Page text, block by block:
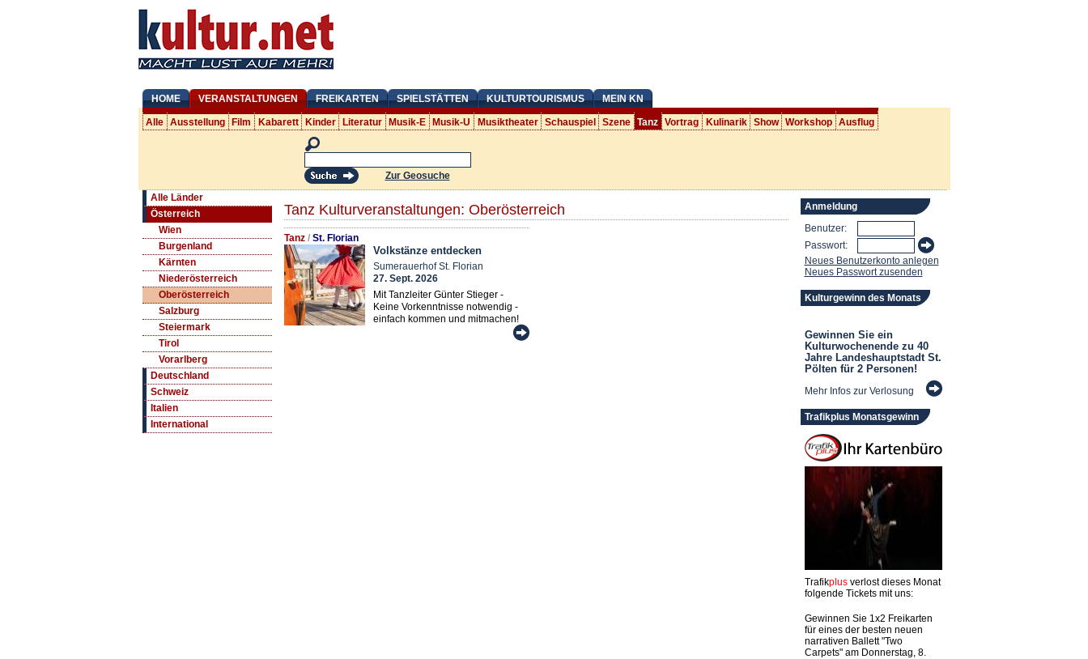
HOME VERANSTALTUNGEN FREIKARTEN SPIELSTÄTTEN KULTURTOURISMUS MEIN KN
Alle Ausstellung Film Kabarett Kinder Literatur Musik-E Musik-U Musiktheater Schauspiel Szene Tanz Vortrag Kulinarik Show Workshop Ausflug
Zur Geosuche
Alle Länder
Österreich
Wien
Burgenland
Kärnten
Niederösterreich
Oberösterreich
Salzburg
Steiermark
Tirol
Vorarlberg
Deutschland
Schweiz
Italien
International
Tanz Kulturveranstaltungen: Oberösterreich
Tanz / St. Florian
Volkstänze entdecken
Sumerauerhof St. Florian
27. Sept. 2026
Mit Tanzleiter Günter Stieger -
Keine Vorkenntnisse notwendig -
einfach kommen und mitmachen!
Anmeldung
Benutzer:
Passwort:
Neues Benutzerkonto anlegen
Neues Passwort zusenden
Kulturgewinn des Monats
Gewinnen Sie ein
Kulturwochenende zu 40
Jahre Landeshauptstadt St.
Pölten für 2 Personen!
Mehr Infos zur Verlosung
Trafikplus Monatsgewinn
Trafikplusverlost dieses Monat
folgende Tickets mit uns:
Gewinnen Sie 1x2 Freikarten
für eines der besten neuen
narrativen Ballett "Two
Carpets" am Donnerstag, 8.